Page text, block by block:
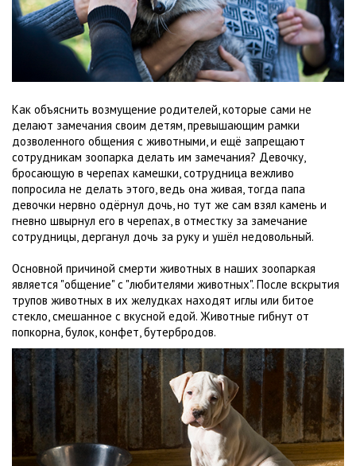
Как объяснить возмущение родителей, которые сами не
делают замечания своим детям, превышающим рамки
дозволенного общения с животными, и ещё запрещают
сотрудникам зоопарка делать им замечания? Девочку,
бросающую в черепах камешки, сотрудница вежливо
попросила не делать этого, ведь она живая, тогда папа
девочки нервно одёрнул дочь, но тут же сам взял камень и
гневно швырнул его в черепах, в отместку за замечание
сотрудницы, дерганул дочь за руку и ушёл недовольный.
Основной причиной смерти животных в наших зоопаркая
является "общение" с "любителями животных". После вскрытия
трупов животных в их желудках находят иглы или битое
стекло, смешанное с вкусной едой. Животные гибнут от
попкорна, булок, конфет, бутербродов.